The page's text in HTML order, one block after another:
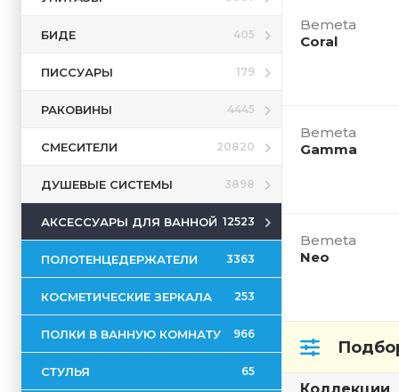
БИДЕ 405
ПИССУАРЫ 179
РАКОВИНЫ 4445
СМЕСИТЕЛИ 20820
ДУШЕВЫЕ СИСТЕМЫ 3898
АКСЕССУАРЫ ДЛЯ ВАННОЙ 12523
ПОЛОТЕНЦЕДЕРЖАТЕЛИ 3363
КОСМЕТИЧЕСКИЕ ЗЕРКАЛА 253
ПОЛКИ В ВАННУЮ КОМНАТУ 966
СТУЛЬЯ 65
Bemeta
Coral
Bemeta
Gamma
Bemeta
Neo